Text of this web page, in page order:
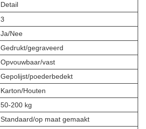
Detail
3
Ja/Nee
Gedrukt/gegraveerd
Opvouwbaar/vast
Gepolijst/poederbedekt
Karton/Houten
50-200 kg
Standaard/op maat gemaakt